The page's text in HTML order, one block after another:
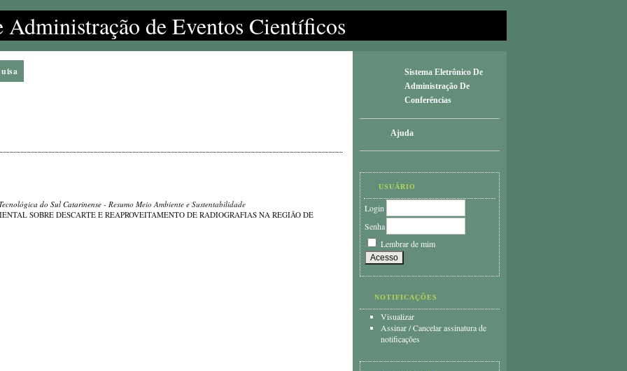
de Eventos Científicos
Sistema Eletrônico De
Administração De
Conferências
Ajuda
USUÁRIO
Login
Senha
Lembrar de mim
NOTIFICAÇÕES
Visualizar
Assinar/Cancelar assinatura de
notificações
do Sul Catarinense - Resumo Meio Ambiente e Sustentabilidade
SOBRE DESCARTE E REAPROVEITAMENTO DE RADIOGRAFIAS NA REGIÃO DE